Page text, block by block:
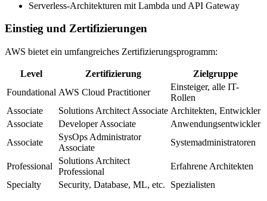
Serverless-Architekturen mit Lambda und API Gateway
Einstieg und Zertifizierungen
AWS bietet ein umfangreiches Zertifizierungsprogramm:
Level Zertifizierung
Zielgruppe
Foundational AWS Cloud Practitioner
Einsteiger, alle IT-
Rollen
Associate
Solutions Architect Associate Architekten, Entwickler
Associate
Developer Associate
Anwendungsentwickler
Associate
SysOps Administrator
Associate
Systemadministratoren
Professional
Solutions Architect
Professional
Erfahrene Architekten
Specialty
Security, Database, ML, etc. Spezialisten